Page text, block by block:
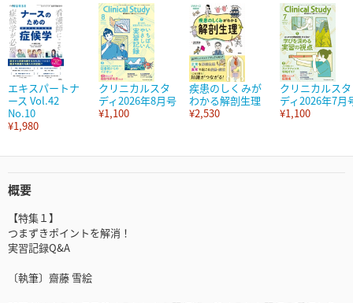
エキスパートナ
ース Vol.42
No.10
¥1,980
クリニカルスタ
ディ2026年8月号
¥1,100
疾患のしくみが
わかる解剖生理
¥2,530
クリニカルスタ
ディ2026年7月
¥1,100
概要
【特集１】
つまずきポイントを解消！
実習記録Q&A
〔執筆〕齋藤 雪絵